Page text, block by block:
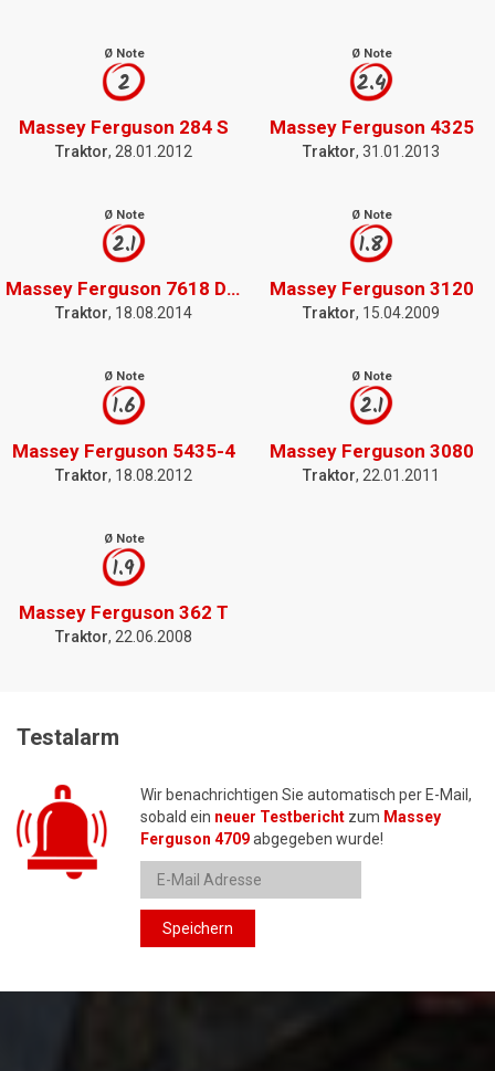
Ø Note
2
Massey Ferguson 284 S
Traktor, 28.01.2012
Ø Note
2.4
Massey Ferguson 4325
Traktor, 31.01.2013
Ø Note
2.1
Massey Ferguson 7618 Dyna VT
Traktor, 18.08.2014
Ø Note
1.8
Massey Ferguson 3120
Traktor, 15.04.2009
Ø Note
1.6
Massey Ferguson 5435-4
Traktor, 18.08.2012
Ø Note
2.1
Massey Ferguson 3080
Traktor, 22.01.2011
Ø Note
1.9
Massey Ferguson 362 T
Traktor, 22.06.2008
Testalarm
Wir benachrichtigen Sie automatisch per E-Mail,
sobald ein neuer Testbericht zum Massey
Ferguson 4709abgegeben wurde!
Speichern